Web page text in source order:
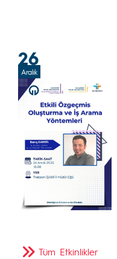
26
Aralık
Tüm Etkinlikler